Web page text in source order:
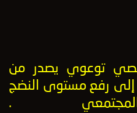
توعوي يصدر من
رفع مستوى النضج
.